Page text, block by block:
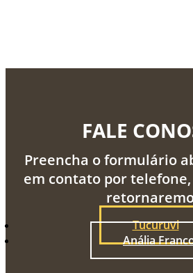
FALE
Preencha o formulário
em contato por
Tucuruvi
Anália